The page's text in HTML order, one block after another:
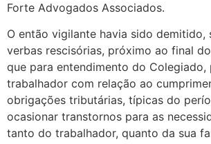
Forte Advogados Associados.
O então vigilante havia sido demitido,
verbas rescisórias, próximo ao final
que para entendimento do Colegiado,
trabalhador com relação ao
obrigações tributárias, típicas do
ocasionar transtornos para as
tanto do trabalhador, quanto da sua